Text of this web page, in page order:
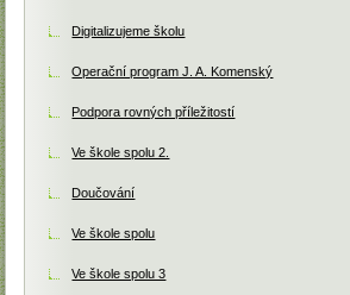
Digitalizujeme školu
Operační program J. A. Komenský
Podpora rovných příležitostí
Ve škole spolu 2.
Doučování
Ve škole spolu
Ve škole spolu 3